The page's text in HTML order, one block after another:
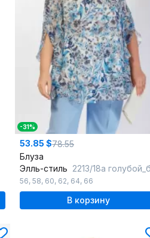
-31%
53.85 $78.55
Блуза
Элль-стиль 2213/18а
56, 58, 60, 62, 64, 66
В корзину